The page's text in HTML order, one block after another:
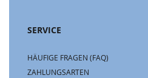
SERVICE
HÄUFIGE FRAGEN (FAQ)
ZAHLUNGSARTEN